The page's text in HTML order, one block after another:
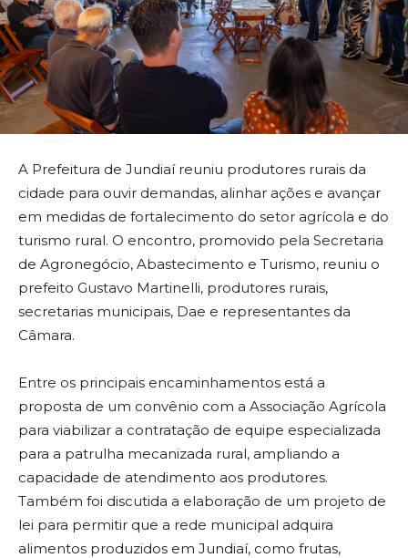
A Prefeitura de Jundiaí reuniu produtores rurais da
cidade para ouvir demandas, alinhar ações e avançar
em medidas de fortalecimento do setor agrícola e do
turismo rural. O encontro, promovido pela Secretaria
de Agronegócio, Abastecimento e Turismo, reuniu o
prefeito Gustavo Martinelli, produtores rurais,
secretarias municipais, Dae e representantes da
Câmara.
Entre os principais encaminhamentos está a
proposta de um convênio com a Associação Agrícola
para viabilizar a contratação de equipe especializada
para a patrulha mecanizada rural, ampliando a
capacidade de atendimento aos produtores.
Também foi discutida a elaboração de um projeto de
lei para permitir que a rede municipal adquira
alimentos produzidos em Jundiaí, como frutas,